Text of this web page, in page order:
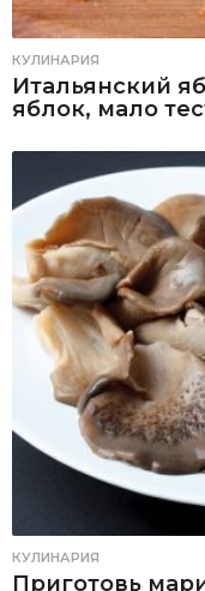
КУЛИНАРИЯ
Итальянский
яблок, мало
КУЛИНАРИЯ
Приготовь